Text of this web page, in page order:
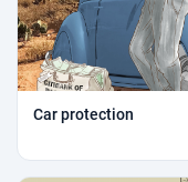
Car protection